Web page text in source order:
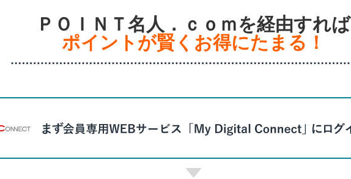
ＰＯＩＮＴ名人．ｃｏｍを経由すれば
ポイントが賢くお得にたまる！